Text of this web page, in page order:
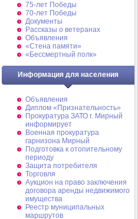
75-лет Победы
70-лет Победы
Документы
Рассказы о ветеранах
Объявления
«Стена памяти»
«Бессмертный полк»
Информация для населения
Объявления
Диплом «Признательность»
Прокуратура ЗАТО г. Мирный
информирует
Военная прокуратура
гарнизона Мирный
Подготовка к отопительному
периоду
Защита потребителя
Торговля
Аукцион на право заключения
договора аренды недвижимого
имущества
Реестр муниципальных
маршрутов